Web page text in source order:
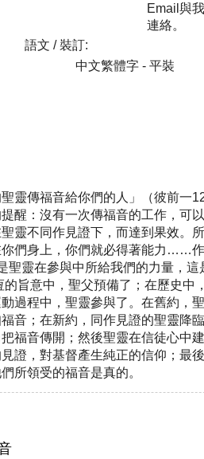
Email與
連絡。
語文 / 裝訂:
中文繁體字 - 平裝
聖靈傳福音給你們的人」（彼前一
醒：沒有一次傳福音的工作，可
靈不同作見證下，而達到果效。
你們身上，你們就必得著能力……
聖靈在參與中所給我們的力量，這
意中，聖父預備了；在歷史中
過程中，聖靈參與了。在舊約，
音；在新約，同作見證的聖靈降
福音傳開；然後聖靈在信徒心中
證，對基督產生純正的信仰；最
所領受的福音是真的。